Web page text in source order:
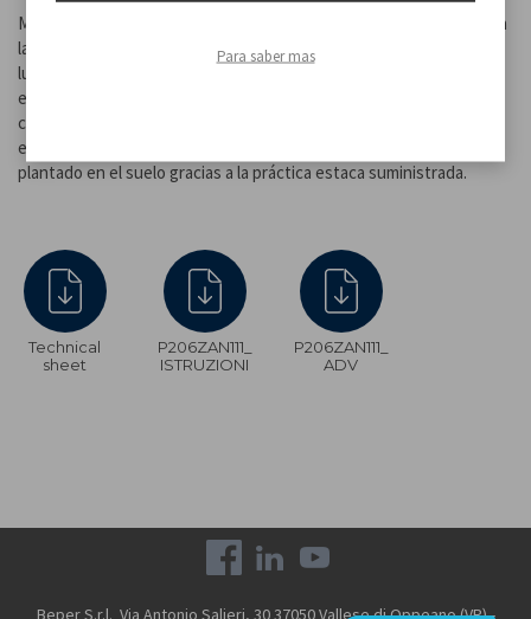
Mosquitera linterna solar ideal para capturar insectos voladores en
lastardes de verano. Durante el día, el producto se recarga con la
luz solar a través del panel integrado,que
enciende automáticamente la lámpara UV-A de alta eficiencia al
caer de la noche. Rejillia externa de protección contra descargas
eléctricas. Se puede utilizar colgado del gancho,apoyado y
plantado en el suelo gracias a la práctica estaca suministrada.
Technical
sheet
P206ZAN111_
ISTRUZIONI
P206ZAN111_
ADV
Beper S.r.l. Via Antonio Salieri, 30 37050 Vallese di Oppeano (VR) -
Para saber mas